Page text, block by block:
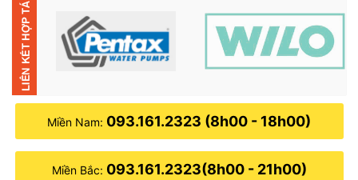
Miền Nam: 093.161.2323 (8h00 - 18h00)
Miền Bắc: 093.161.2323(8h00 - 21h00)